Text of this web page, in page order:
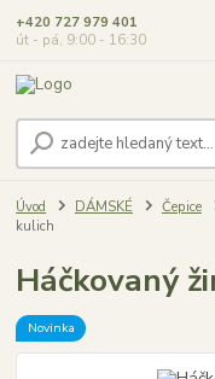
+420 727 979 401
út - pá, 9:00 - 16:30
Úvod DÁMSKÉ Čepice
kulich
Háčkovaný
Novinka